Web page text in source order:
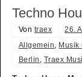
Techno
Von traex
26.
Allgemein, Musik
Berlin , Traex